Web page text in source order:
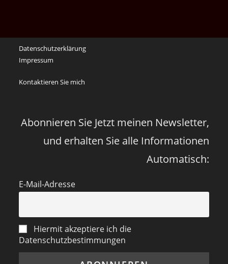
an
die
Corona
Zeiten
Datenschutzerklärung
Impressum
Kontaktieren Sie mich
Abonnieren Sie Jetzt meinen Newsletter,
und erhalten Sie alle Informationen
Automatisch:
E-Mail-Adresse
Hiermit akzeptiere ich die
Datenschutzbestimmungen